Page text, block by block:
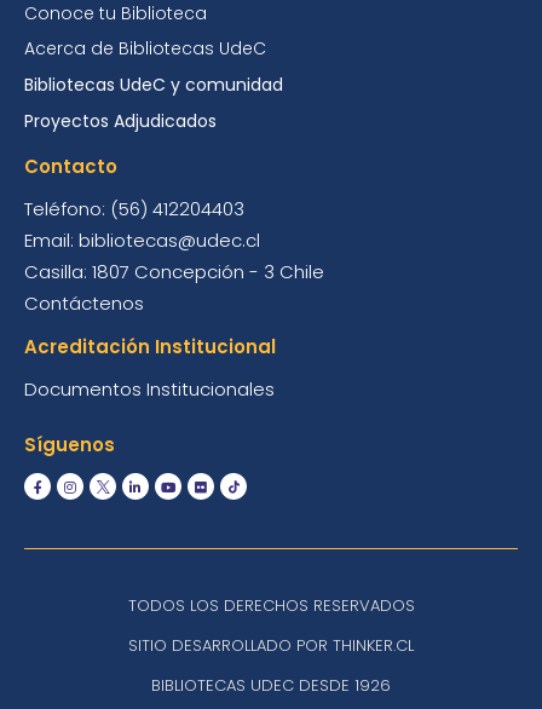
Conoce tu Biblioteca
Acerca de Bibliotecas UdeC
Bibliotecas UdeC y comunidad
Proyectos Adjudicados
Contacto
Teléfono: (56) 412204403
Email: bibliotecas@udec.cl
Casilla: 1807 Concepción - 3 Chile
Contáctenos
Acreditación Institucional
Documentos Institucionales
Síguenos
TODOS LOS DERECHOS RESERVADOS
SITIO DESARROLLADO POR THINKER.CL
BIBLIOTECAS UDEC DESDE 1926